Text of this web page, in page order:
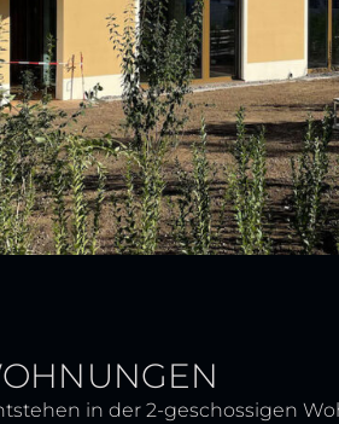
in der 2-geschossigen